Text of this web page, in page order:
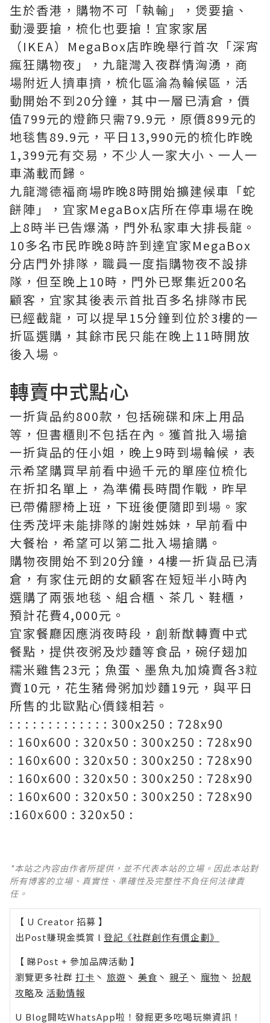
生於香港，購物不可「執輸」，煲要搶、
動漫要搶，梳化也要搶！宜家家居
（IKEA）MegaBox店昨晚舉行首次「深宵
瘋狂購物夜」，九龍灣入夜群情洶湧，商
場附近人擠車擠，梳化區淪為輪候區，活
動開始不到20分鐘，其中一層已清倉，價
值799元的燈飾只需79.9元，原價899元的
地毯售89.9元，平日13,990元的梳化昨晚
1,399元有交易，不少人一家大小、一人一
車滿載而歸。
九龍灣德福商場昨晚8時開始擴建候車「蛇
餅陣」，宜家MegaBox店所在停車場在晚
上8時半已告爆滿，門外私家車大排長龍。
10多名市民昨晚8時許到達宜家MegaBox
分店門外排隊，職員一度指購物夜不設排
隊，但至晚上10時，門外已聚集近200名
顧客，宜家其後表示首批百多名排隊市民
已經截龍，可以提早15分鐘到位於3樓的一
折區選購，其餘市民只能在晚上11時開放
後入場。
轉賣中式點心
一折貨品約800款，包括碗碟和床上用品
等，但書櫃則不包括在內。獲首批入場搶
一折貨品的任小姐，晚上9時到場輪候，表
示希望購買早前看中過千元的單座位梳化
在折扣名單上，為準備長時間作戰，昨早
已帶備膠椅上班，下班後便隨即到場。家
住秀茂坪未能排隊的謝姓姊妹，早前看中
大餐枱，希望可以第二批入場搶購。
購物夜開始不到20分鐘，4樓一折貨品已清
倉，有家住元朗的女顧客在短短半小時內
選購了兩張地毯、組合櫃、茶几、鞋櫃，
預計花費4,000元。
宜家餐廳因應消夜時段，創新猷轉賣中式
餐點，提供夜粥及炒麵等食品，碗仔翅加
糯米雞售23元；魚蛋、墨魚丸加燒賣各3粒
賣10元，花生豬骨粥加炒麵19元，與平日
所售的北歐點心價錢相若。
: : : : : : : : : : : : : 300x250 : 728x90
: 160x600 : 320x50 : 300x250 : 728x90
: 160x600 : 320x50 : 300x250 : 728x90
: 160x600 : 320x50 : 300x250 : 728x90
: 160x600 : 320x50 : 300x250 : 728x90
:160x600 : 320x50 :
*本站之內容由作者所提供，並不代表本站的立場。因此本站對
所有博客的立場、真實性、準確性及完整性不負任何法律責
任。
【 U Creator 招募 】
出Post賺現金獎賞 l 登記《社群創作有價企劃》
【 睇Post + 參加品牌活動 】
瀏覽更多社群 打卡 丶 旅遊 丶 美食 丶 親子 丶 寵物 丶 扮靚
攻略及 活動情報
U Blog開咗WhatsApp啦！發掘更多吃喝玩樂資訊！